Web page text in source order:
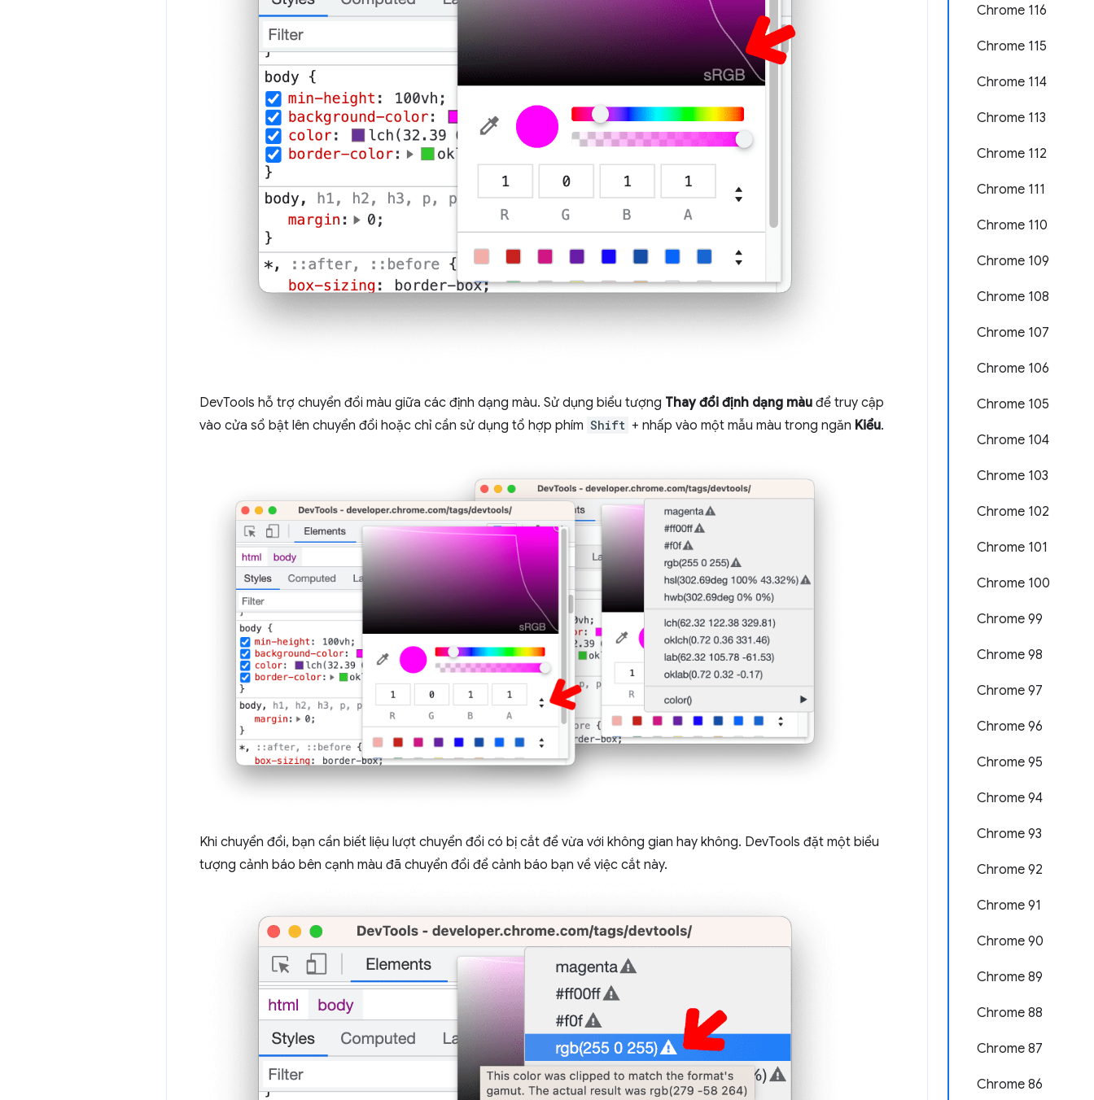
Chrome 116
Chrome 115
Chrome 114
Chrome 113
Chrome 112
Chrome 111
Chrome 110
Chrome 109
Chrome 108
Chrome 107
Chrome 106
Chrome 105
Chrome 104
Chrome 103
Chrome 102
Chrome 101
Chrome 100
Chrome 99
Chrome 98
Chrome 97
Chrome 96
Chrome 95
Chrome 94
Chrome 93
Chrome 92
Chrome 91
Chrome 90
Chrome 89
Chrome 88
Chrome 87
Chrome 86
DevTools hỗ trợ chuyển đổi màu giữa các định dạng màu. Sử dụng biểu tượng Thay đổi định dạng màu để truy cập
vào cửa sổ bật lên chuyển đổi hoặc chỉ cần sử dụng tổ hợp phím Shift + nhấp vào một mẫu màu trong ngăn Kiểu.
Khi chuyển đổi, bạn cần biết liệu lượt chuyển đổi có bị cắt để vừa với không gian hay không. DevTools đặt một biểu
tượng cảnh báo bên cạnh màu đã chuyển đổi để cảnh báo bạn về việc cắt này.